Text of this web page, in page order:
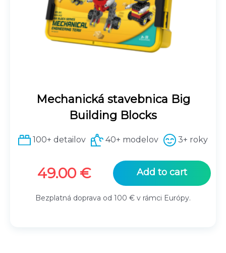
Mechanická stavebnica Big
Building Blocks
100+ detailov 40+ modelov 3+ roky
49.00 € Add to cart
Bezplatná doprava od 100 € v rámci Európy.